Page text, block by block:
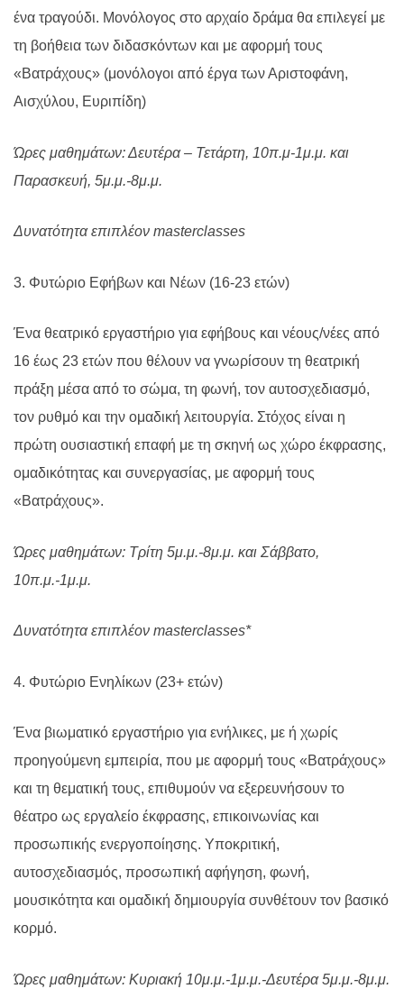
ένα τραγούδι. Μονόλογος στο αρχαίο δράμα θα επιλεγεί με
τη βοήθεια των διδασκόντων και με αφορμή τους
«Βατράχους» (μονόλογοι από έργα των Αριστοφάνη,
Αισχύλου, Ευριπίδη)
Ώρες μαθημάτων: Δευτέρα – Τετάρτη, 10π.μ-1μ.μ. και
Παρασκευή, 5μ.μ.-8μ.μ.
Δυνατότητα επιπλέον masterclasses
3. Φυτώριο Εφήβων και Νέων (16-23 ετών)
Ένα θεατρικό εργαστήριο για εφήβους και νέους/νέες από
16 έως 23 ετών που θέλουν να γνωρίσουν τη θεατρική
πράξη μέσα από το σώμα, τη φωνή, τον αυτοσχεδιασμό,
τον ρυθμό και την ομαδική λειτουργία. Στόχος είναι η
πρώτη ουσιαστική επαφή με τη σκηνή ως χώρο έκφρασης,
ομαδικότητας και συνεργασίας, με αφορμή τους
«Βατράχους».
Ώρες μαθημάτων: Τρίτη 5μ.μ.-8μ.μ. και Σάββατο,
10π.μ.-1μ.μ.
Δυνατότητα επιπλέον masterclasses*
4. Φυτώριο Ενηλίκων (23+ ετών)
Ένα βιωματικό εργαστήριο για ενήλικες, με ή χωρίς
προηγούμενη εμπειρία, που με αφορμή τους «Βατράχους»
και τη θεματική τους, επιθυμούν να εξερευνήσουν το
θέατρο ως εργαλείο έκφρασης, επικοινωνίας και
προσωπικής ενεργοποίησης. Υποκριτική,
αυτοσχεδιασμός, προσωπική αφήγηση, φωνή,
μουσικότητα και ομαδική δημιουργία συνθέτουν τον βασικό
κορμό.
Ώρες μαθημάτων: Κυριακή 10μ.μ.-1μ.μ.-Δευτέρα 5μ.μ.-8μ.μ.